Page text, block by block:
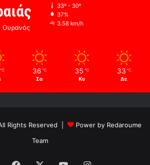
Ουρανός
33º - 30º
37%
3.58 km/h
℃ 36 ℃
Σα
35 ℃
Κυ
33 ℃
Δε
Rights Reserved |
Power by Redaroume
Team